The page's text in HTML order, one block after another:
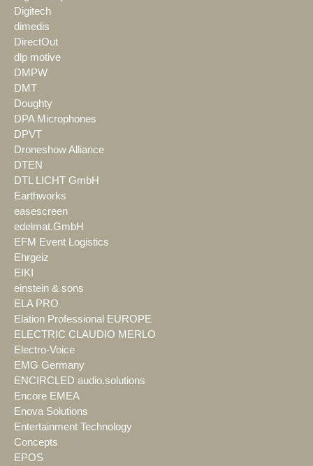
Digitech
dimedis
DirectOut
dlp motive
DMPW
DMT
Doughty
DPA Microphones
DPVT
Droneshow Alliance
DTEN
DTL LICHT GmbH
Earthworks
easescreen
edelmat.GmbH
EFM Event Logistics
Ehrgeiz
EIKI
einstein & sons
ELA PRO
Elation Professional EUROPE
ELECTRIC CLAUDIO MERLO
Electro-Voice
EMG Germany
ENCIRCLED audio.solutions
Encore EMEA
Enova Solutions
Entertainment Technology
Concepts
EPOS